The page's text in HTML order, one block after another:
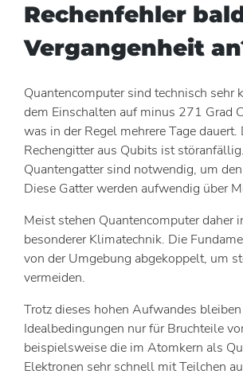
Rechenfehler
Vergangenheit
Quantencomputer sind technisch sehr
dem Einschalten auf minus 271 Grad
was in der Regel mehrere Tage
Rechengitter aus Qubits ist
Quantengatter sind notwendig, um
Diese Gatter werden aufwendig über
Meist stehen Quantencomputer daher
besonderer Klimatechnik. Die
von der Umgebung abgekoppelt, um
vermeiden.
Trotz dieses hohen Aufwandes
Idealbedingungen nur für Bruchteile
beispielsweise die im Atomkern als
Elektronen sehr schnell mit Teilchen